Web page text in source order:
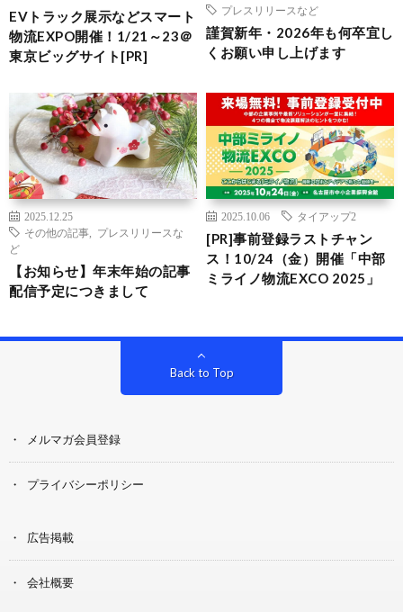
EVトラック展示などスマート
物流EXPO開催！1/21～23＠
東京ビッグサイト[PR]
プレスリリースなど
謹賀新年・2026年も何卒宜し
くお願い申し上げます
2025.12.25
その他の記事
プレスリリースな
ど
【お知らせ】年末年始の記事
配信予定につきまして
2025.10.06 タイアップ2
[PR]事前登録ラストチャン
ス！10/24（金）開催「中部
ミライノ物流EXCO 2025」
Back to Top
メルマガ会員登録
プライバシーポリシー
広告掲載
会社概要